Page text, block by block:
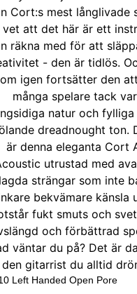
Left Handed Open Pore